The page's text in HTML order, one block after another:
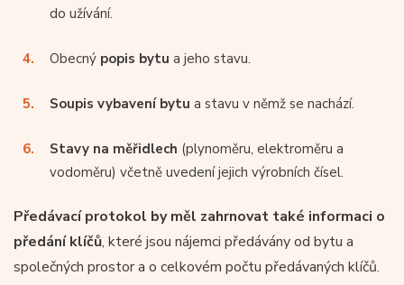
do užívání.
Obecný popis bytu a jeho stavu.
Soupis vybavení bytu a stavu v němž se nachází.
Stavy na měřidlech (plynoměru, elektroměru a
vodoměru) včetně uvedení jejich výrobních čísel.
Předávací protokol by měl zahrnovat také informaci o
předání klíčů, které jsou nájemci předávány od bytu a
společných prostor a o celkovém počtu předávaných klíčů.